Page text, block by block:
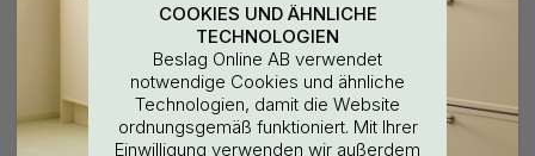
COOKIES UND ÄHNLICHE
TECHNOLOGIEN
Beslag Online AB verwendet
notwendige Cookies und ähnliche
Technologien, damit die Website
ordnungsgemäß funktioniert. Mit Ihrer
Einwilligung verwenden wir außerdem
WOULD YOU RATHER VISIT?